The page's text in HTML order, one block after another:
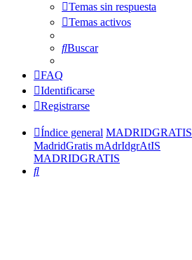
Temas sin respuesta
Temas activos
Buscar
FAQ
Identificarse
Registrarse
Índice general MADRIDGRATIS
MadridGratis mAdrIdgrAtIS
MADRIDGRATIS
Buscar